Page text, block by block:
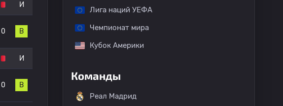
И
0 В
И
0 В
Лига наций УЕФА
Чемпионат мира
Кубок Америки
Команды
Реал Мадрид